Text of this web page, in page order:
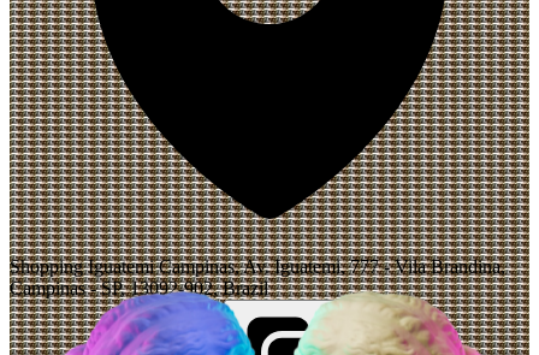
Shopping Iguatemi Campinas, Av. Iguatemi, 777 - Vila Brandina,
Campinas - SP, 13092-902, Brazil